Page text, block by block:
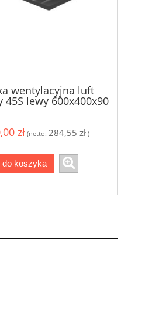
wentylacyjna luft
45S lewy 600x400x90
kolor grafitowy
zł(netto: 284,55 zł )
do koszyka